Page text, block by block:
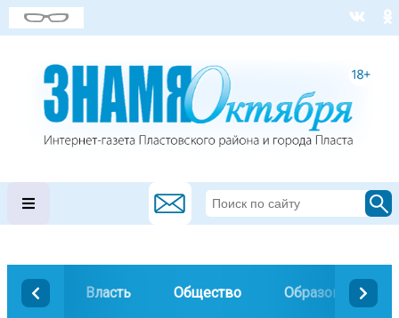
Власть Общество Образование